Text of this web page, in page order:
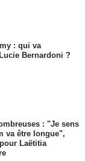
: qui va
Bernardoni ?
: "Je sens
va être longue",
Laëtitia